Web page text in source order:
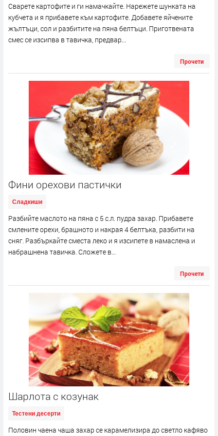
Сварете картофите и ги намачкайте. Нарежете шунката на
кубчета и я прибавете към картофите. Добавете яйчените
жълтъци, сол и разбитите на пяна белтъци. Приготвената
смес се изсипва в тавичка, предвар...
Прочети
Фини орехови пастички
Сладкиши
Разбийте маслото на пяна с 5 с.л. пудра захар. Прибавете
смлените орехи, брашното и накрая 4 белтъка, разбити на
сняг. Разбъркайте сместа леко и я изсипете в намаслена и
набрашнена тавичка. Сложете в...
Прочети
Шарлота с козунак
Тестени десерти
Половин чаена чаша захар се карамелизира до светло кафяво